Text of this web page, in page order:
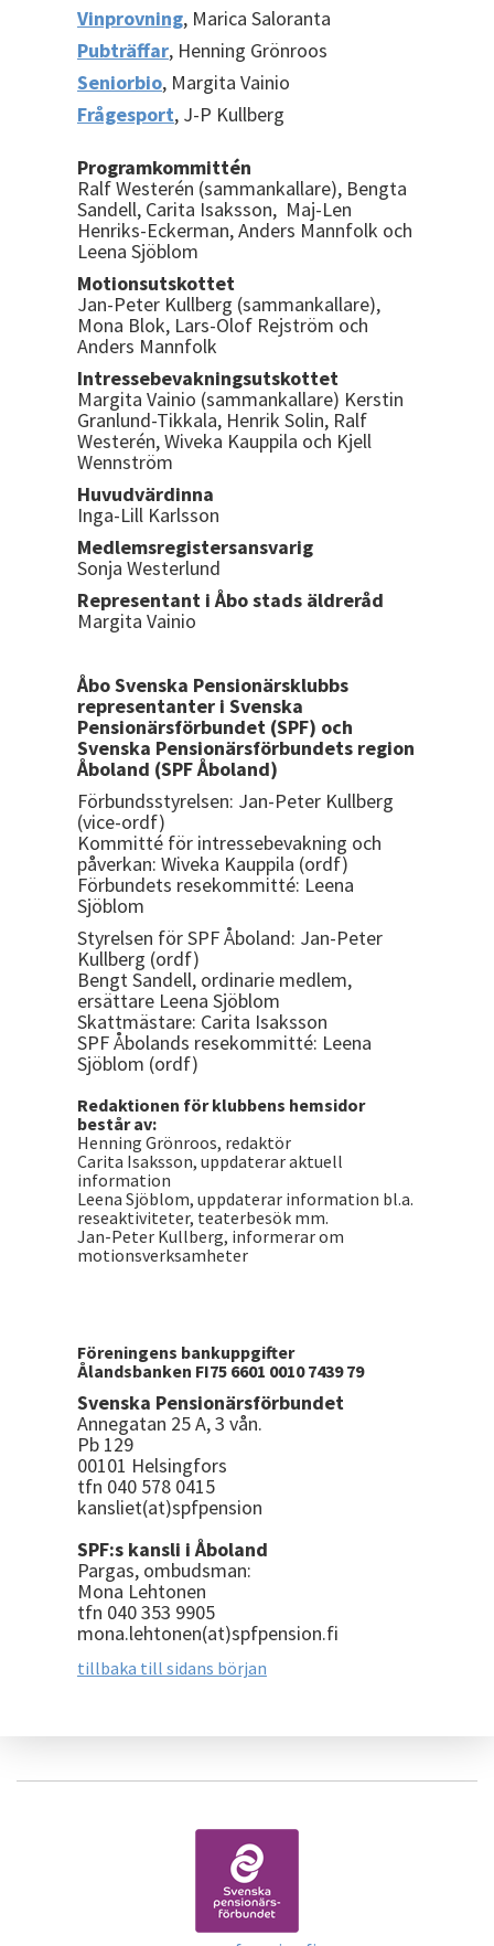
Vinprovning, Marica Saloranta
Pubträffar, Henning Grönroos
Seniorbio, Margita Vainio
Frågesport, J-P Kullberg
Programkommittén
Ralf Westerén (sammankallare), Bengta
Sandell, Carita Isaksson, Maj-Len
Henriks-Eckerman, Anders Mannfolk och
Leena Sjöblom
Motionsutskottet
Jan-Peter Kullberg (sammankallare),
Mona Blok, Lars-Olof Rejström och
Anders Mannfolk
Intressebevakningsutskottet
Margita Vainio (sammankallare) Kerstin
Granlund-Tikkala, Henrik Solin, Ralf
Westerén, Wiveka Kauppila och Kjell
Wennström
Huvudvärdinna
Inga-Lill Karlsson
Medlemsregistersansvarig
Sonja Westerlund
Representant i Åbo stads äldreråd
Margita Vainio
Åbo Svenska Pensionärsklubbs
representanter i Svenska
Pensionärsförbundet (SPF) och
Svenska Pensionärsförbundets region
Åboland (SPF Åboland)
Förbundsstyrelsen: Jan-Peter Kullberg
(vice-ordf)
Kommitté för intressebevakning och
påverkan: Wiveka Kauppila (ordf)
Förbundets resekommitté: Leena
Sjöblom
Styrelsen för SPF Åboland: Jan-Peter
Kullberg (ordf)
Bengt Sandell, ordinarie medlem,
ersättare Leena Sjöblom
Skattmästare: Carita Isaksson
SPF Åbolands resekommitté: Leena
Sjöblom (ordf)
Redaktionen för klubbens hemsidor
består av:
Henning Grönroos, redaktör
Carita Isaksson, uppdaterar aktuell
information
Leena Sjöblom, uppdaterar information bl.a.
reseaktiviteter, teaterbesök mm.
Jan-Peter Kullberg, informerar om
motionsverksamheter
Föreningens bankuppgifter
Ålandsbanken FI75 6601 0010 7439 79
Svenska Pensionärsförbundet
Annegatan 25 A, 3 vån.
Pb 129
00101 Helsingfors
tfn 040 578 0415
kansliet(at)spfpension
SPF:s kansli i Åboland
Pargas, ombudsman:
Mona Lehtonen
tfn 040 353 9905
mona.lehtonen(at)spfpension.fi
tillbaka till sidans början